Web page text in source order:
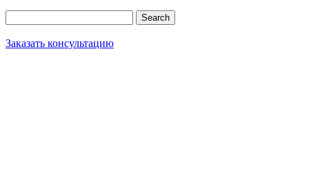
Search
Заказать консультацию